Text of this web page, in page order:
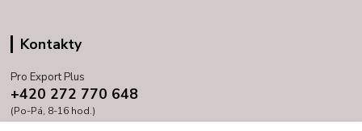
Kontakty
Pro Export Plus
+420 272 770 648
(Po-Pá, 8-16 hod.)